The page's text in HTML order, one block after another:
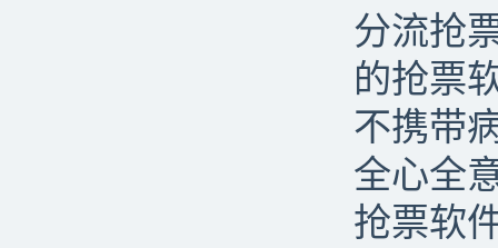
分流抢
的抢票
不携带
全心全
抢票软